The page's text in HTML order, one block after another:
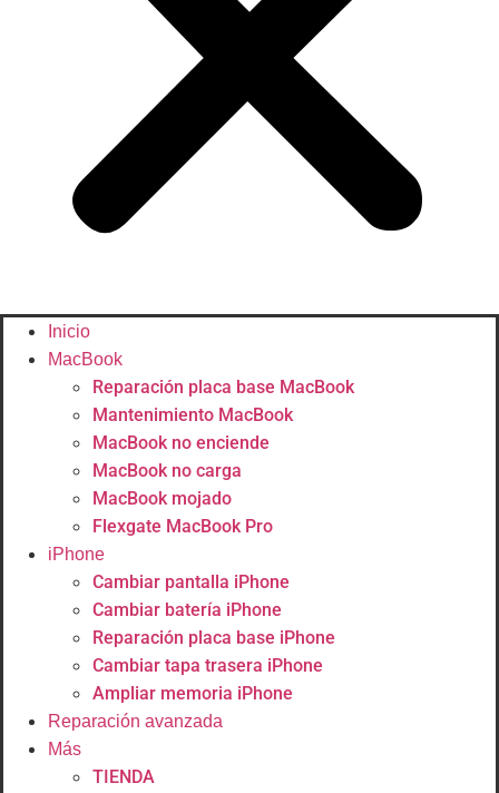
Inicio
MacBook
Reparación placa base MacBook
Mantenimiento MacBook
MacBook no enciende
MacBook no carga
MacBook mojado
Flexgate MacBook Pro
iPhone
Cambiar pantalla iPhone
Cambiar batería iPhone
Reparación placa base iPhone
Cambiar tapa trasera iPhone
Ampliar memoria iPhone
Reparación avanzada
Más
TIENDA